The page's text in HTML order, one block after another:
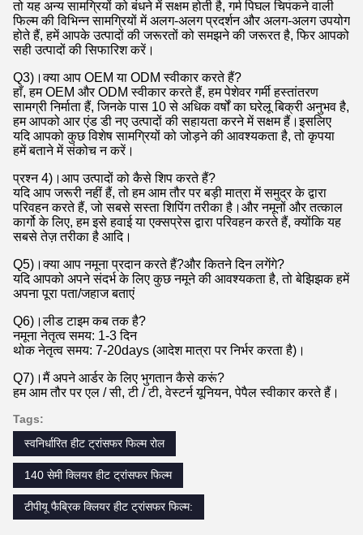
तो यह अन्य सामग्रियों को बंधने में सक्षम होती है, गर्म पिघल चिपकने वाली
फिल्म की विभिन्न सामग्रियों में अलग-अलग प्रदर्शन और अलग-अलग उपयोग
होते हैं, हमें आपके उत्पादों की जरूरतों को समझने की जरूरत है, फिर आपको
सही उत्पादों की सिफारिश करें।
Q3)।क्या आप OEM या ODM स्वीकार करते हैं?
हाँ, हम OEM और ODM स्वीकार करते हैं, हम पेशेवर गर्मी हस्तांतरण
सामग्री निर्माता हैं, जिनके पास 10 से अधिक वर्षों का घरेलू बिक्री अनुभव है,
हम आपको आर एंड डी नए उत्पादों की सहायता करने में सक्षम हैं।इसलिए
यदि आपको कुछ विशेष सामग्रियों को जोड़ने की आवश्यकता है, तो कृपया
हमें बताने में संकोच न करें।
प्रश्न 4)।आप उत्पादों को कैसे शिप करते हैं?
यदि आप जरूरी नहीं हैं, तो हम आम तौर पर बड़ी मात्रा में समुद्र के द्वारा
परिवहन करते हैं, जो सबसे सस्ता शिपिंग तरीका है।और नमूनों और तत्काल
कार्गो के लिए, हम इसे हवाई या एक्सप्रेस द्वारा परिवहन करते हैं, क्योंकि यह
सबसे तेज़ तरीका है आदि।
Q5)।क्या आप नमूना प्रदान करते हैं?और कितने दिन लगेंगे?
यदि आपको अपने संदर्भ के लिए कुछ नमूने की आवश्यकता है, तो बेझिझक हमें
अपना पूरा पता/जहाज बताएं
Q6)।लीड टाइम कब तक है?
नमूना नेतृत्व समय: 1-3 दिन
थोक नेतृत्व समय: 7-20days (आदेश मात्रा पर निर्भर करता है)।
Q7)।मैं अपने आर्डर के लिए भुगतान कैसे करूं?
हम आम तौर पर एल / सी, टी / टी, वेस्टर्न यूनियन, पेपैल स्वीकार करते हैं।
Tags:
स्वनिर्धारित हीट ट्रांसफर फिल्म रोल
140 सेमी क्लियर हीट ट्रांसफर फिल्म
टीपीयू फैब्रिक क्लियर हीट ट्रांसफर फिल्म: